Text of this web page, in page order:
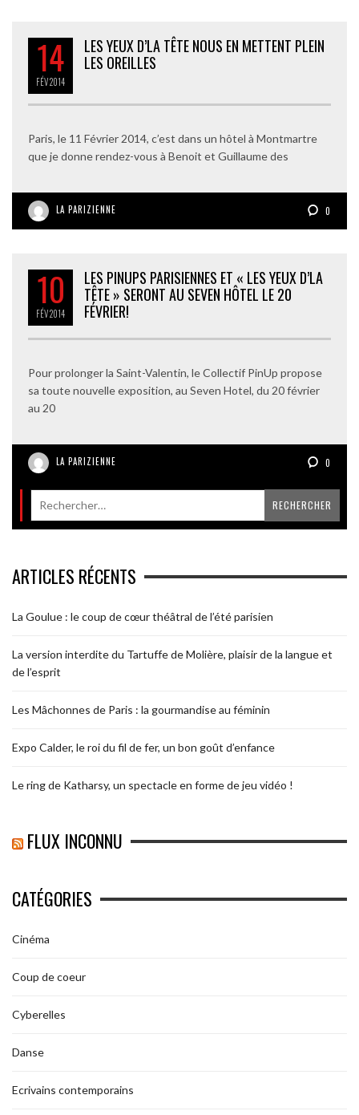
14
FÉV2014
LES YEUX D’LA TÊTE NOUS EN METTENT PLEIN
LES OREILLES
Paris, le 11 Février 2014, c’est dans un hôtel à Montmartre
que je donne rendez-vous à Benoit et Guillaume des
LA PARIZIENNE 0
10
FÉV2014
LES PINUPS PARISIENNES ET « LES YEUX D’LA
TÊTE » SERONT AU SEVEN HÔTEL LE 20
FÉVRIER!
Pour prolonger la Saint-Valentin, le Collectif PinUp propose
sa toute nouvelle exposition, au Seven Hotel, du 20 février
au 20
LA PARIZIENNE 0
ARTICLES RÉCENTS
La Goulue : le coup de cœur théâtral de l’été parisien
La version interdite du Tartuffe de Molière, plaisir de la langue et
de l’esprit
Les Mâchonnes de Paris : la gourmandise au féminin
Expo Calder, le roi du fil de fer, un bon goût d’enfance
Le ring de Katharsy, un spectacle en forme de jeu vidéo !
FLUX INCONNU
CATÉGORIES
Cinéma
Coup de coeur
Cyberelles
Danse
Ecrivains contemporains